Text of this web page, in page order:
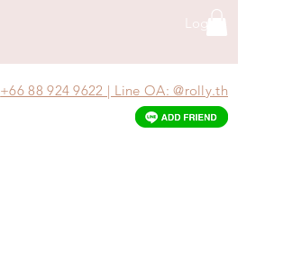
Log In
+66 88 924 9622 | Line OA: @rolly.th